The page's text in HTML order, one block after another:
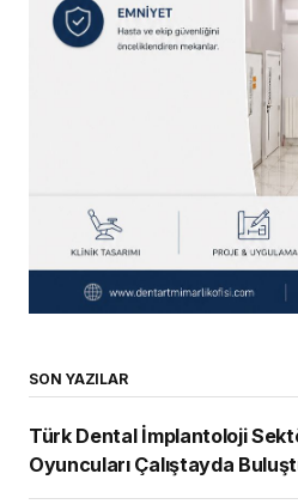
SON YAZILAR
Türk Dental İmplantoloji
Oyuncuları Çalıştayda